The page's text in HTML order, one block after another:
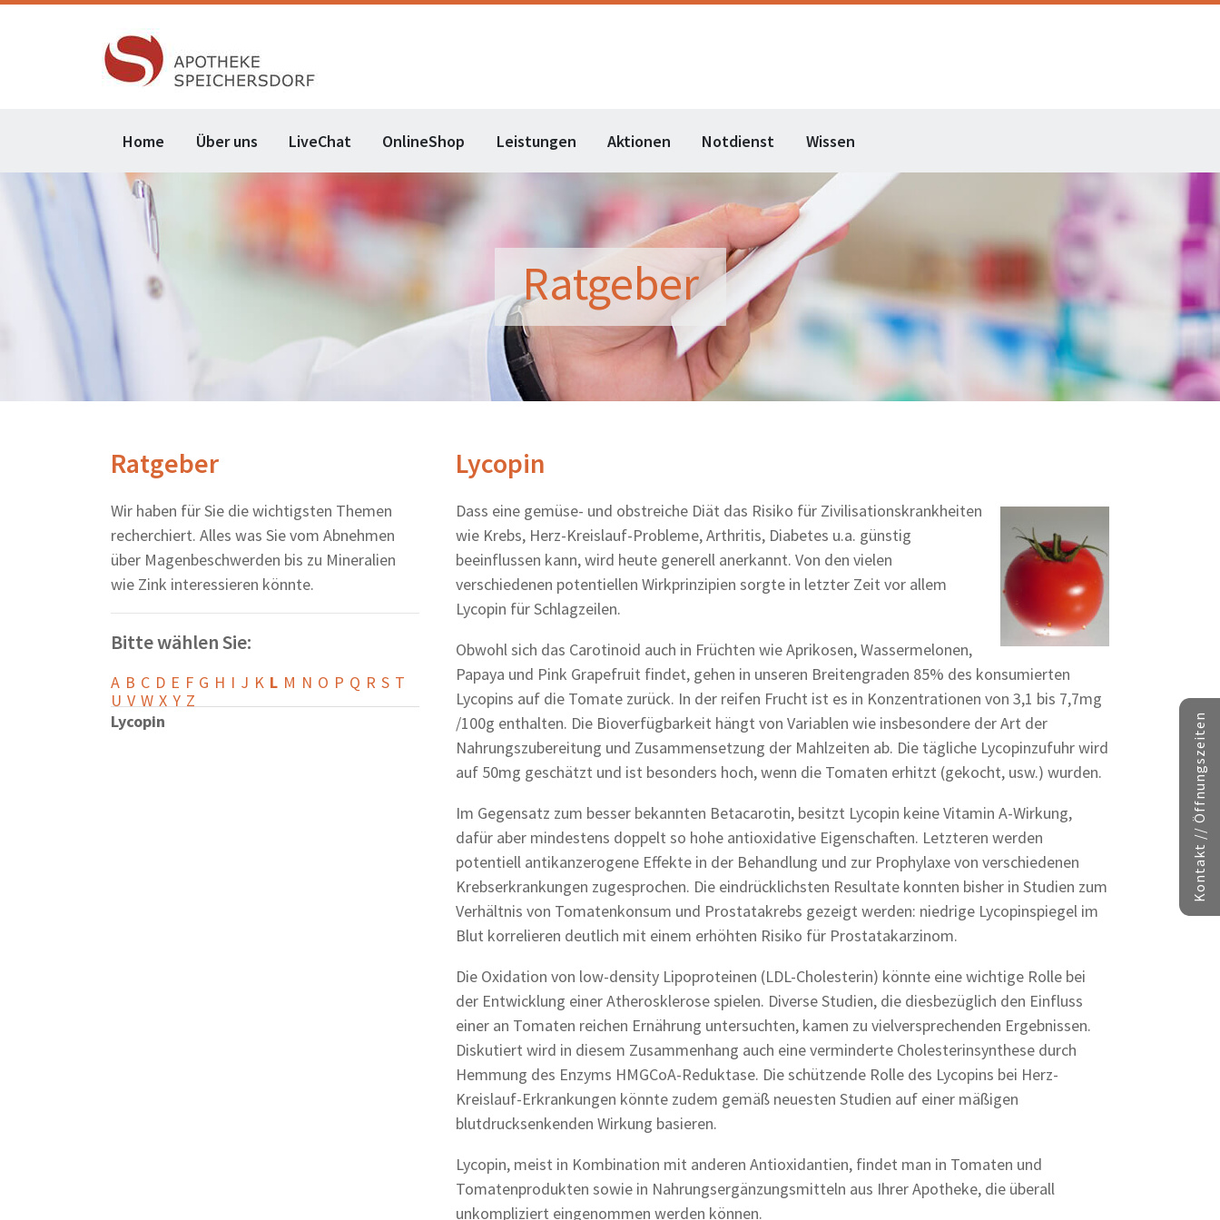
Home Über uns LiveChat OnlineShop Leistungen Aktionen Notdienst Wissen
Ratgeber
Ratgeber
Wir haben für Sie die wichtigsten Themen
recherchiert. Alles was Sie vom Abnehmen
über Magenbeschwerden bis zu Mineralien
wie Zink interessieren könnte.
Bitte wählen Sie:
A B C D E F G H I J K L M N O P Q R S T
U V W X Y Z
Lycopin
Lycopin
Dass eine gemüse- und obstreiche Diät das Risiko für Zivilisationskrankheiten
wie Krebs, Herz-Kreislauf-Probleme, Arthritis, Diabetes u.a. günstig
beeinflussen kann, wird heute generell anerkannt. Von den vielen
verschiedenen potentiellen Wirkprinzipien sorgte in letzter Zeit vor allem
Lycopin für Schlagzeilen.
Obwohl sich das Carotinoid auch in Früchten wie Aprikosen, Wassermelonen,
Papaya und Pink Grapefruit findet, gehen in unseren Breitengraden 85% des konsumierten
Lycopins auf die Tomate zurück. In der reifen Frucht ist es in Konzentrationen von 3,1 bis 7,7mg
/100g enthalten. Die Bioverfügbarkeit hängt von Variablen wie insbesondere der Art der
Nahrungszubereitung und Zusammensetzung der Mahlzeiten ab. Die tägliche Lycopinzufuhr wird
auf 50mg geschätzt und ist besonders hoch, wenn die Tomaten erhitzt (gekocht, usw.) wurden.
Im Gegensatz zum besser bekannten Betacarotin, besitzt Lycopin keine Vitamin A-Wirkung,
dafür aber mindestens doppelt so hohe antioxidative Eigenschaften. Letzteren werden
potentiell antikanzerogene Effekte in der Behandlung und zur Prophylaxe von verschiedenen
Krebserkrankungen zugesprochen. Die eindrücklichsten Resultate konnten bisher in Studien zum
Verhältnis von Tomatenkonsum und Prostatakrebs gezeigt werden: niedrige Lycopinspiegel im
Blut korrelieren deutlich mit einem erhöhten Risiko für Prostatakarzinom.
Die Oxidation von low-density Lipoproteinen (LDL-Cholesterin) könnte eine wichtige Rolle bei
der Entwicklung einer Atherosklerose spielen. Diverse Studien, die diesbezüglich den Einfluss
einer an Tomaten reichen Ernährung untersuchten, kamen zu vielversprechenden Ergebnissen.
Diskutiert wird in diesem Zusammenhang auch eine verminderte Cholesterinsynthese durch
Hemmung des Enzyms HMGCoA-Reduktase. Die schützende Rolle des Lycopins bei Herz-
Kreislauf-Erkrankungen könnte zudem gemäß neuesten Studien auf einer mäßigen
blutdrucksenkenden Wirkung basieren.
Lycopin, meist in Kombination mit anderen Antioxidantien, findet man in Tomaten und
Tomatenprodukten sowie in Nahrungsergänzungsmitteln aus Ihrer Apotheke, die überall
unkompliziert eingenommen werden können.
Kontakt // Öffnungszeiten